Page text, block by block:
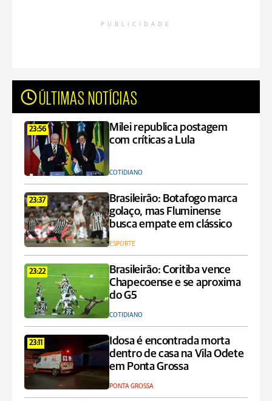
PUBLICIDADE
ÚLTIMAS NOTÍCIAS
23:56
Milei republica postagem
com críticas a Lula
COTIDIANO
23:37
Brasileirão: Botafogo marca
golaço, mas Fluminense
busca empate em clássico
ESPORTE
23:22
Brasileirão: Coritiba vence
Chapecoense e se aproxima
do G5
COTIDIANO
23:11
Idosa é encontrada morta
dentro de casa na Vila Odete
em Ponta Grossa
PONTA GROSSA